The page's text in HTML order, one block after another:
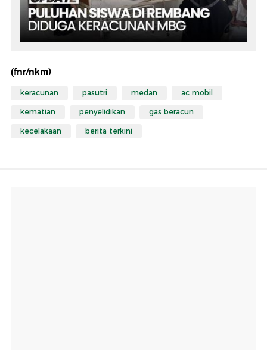
(fnr/nkm)
keracunan pasutri medan ac mobil
kematian penyelidikan gas beracun
kecelakaan berita terkini